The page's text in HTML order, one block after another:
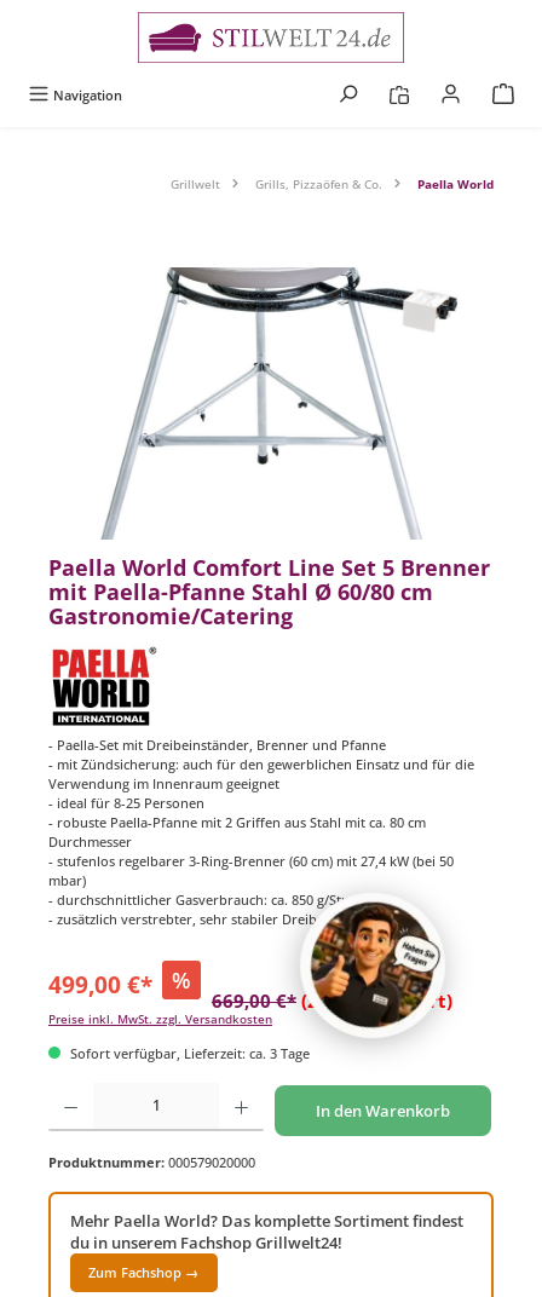
Navigation
Grillwelt Grills, Pizzaöfen & Co. Paella World
Bildergalerie überspringen
Paella World Comfort Line Set 5 Brenner
mit Paella-Pfanne Stahl Ø 60/80 cm
Gastronomie/Catering
- Paella-Set mit Dreibeinständer, Brenner und Pfanne
- mit Zündsicherung: auch für den gewerblichen Einsatz und für die
Verwendung im Innenraum geeignet
- ideal für 8-25 Personen
- robuste Paella-Pfanne mit 2 Griffen aus Stahl mit ca. 80 cm
Durchmesser
- stufenlos regelbarer 3-Ring-Brenner (60 cm) mit 27,4 kW (bei 50
mbar)
- durchschnittlicher Gasverbrauch: ca. 850 g/Stunde
- zusätzlich verstrebter, sehr stabiler Dreibeinständer
499,00 €* %
669,00 €* (25.41% gespart)
Preise inkl. MwSt. zzgl. Versandkosten
Sofort verfügbar, Lieferzeit: ca. 3 Tage
Produkt Anzahl: Gib den gewünschten Wert ein oder benutze die Schaltflächen um
In den Warenkorb
Produktnummer: 000579020000
Mehr Paella World? Das komplette Sortiment findest
du in unserem Fachshop Grillwelt24!
Zum Fachshop →